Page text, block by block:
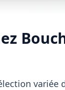
variée